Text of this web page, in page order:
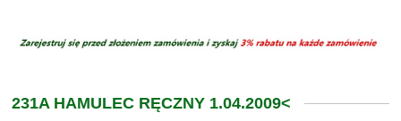
231A HAMULEC RĘCZNY 1.04.2009<